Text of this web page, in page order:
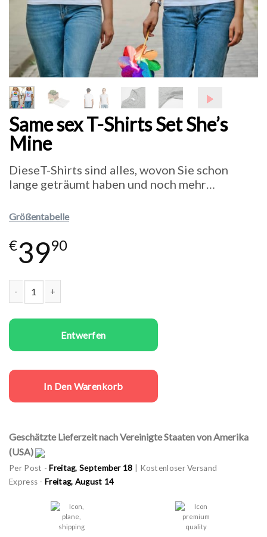
Same sex T-Shirts Set She’s
Mine
DieseT-Shirts sind alles, wovon Sie schon
lange geträumt haben und noch mehr…
Größentabelle
€3990
Entwerfen
In Den Warenkorb
Geschätzte Lieferzeit nach Vereinigte Staaten von Amerika
(USA)
Per Post -Freitag, September 18 | Kostenloser Versand
Express - Freitag, August 14